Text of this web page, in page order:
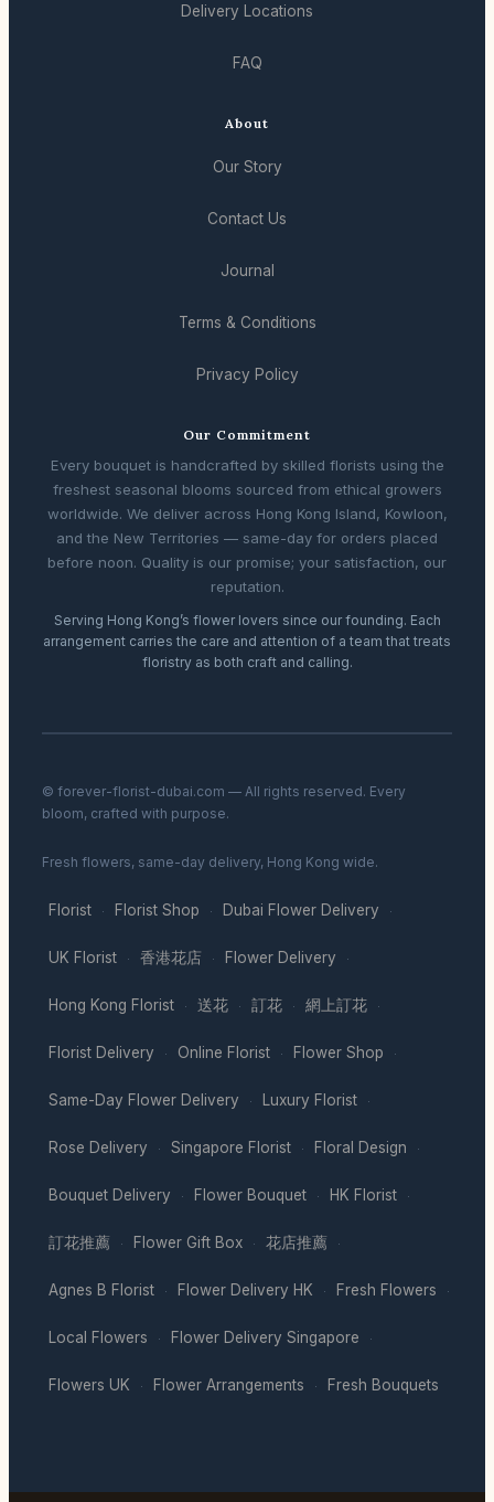
Delivery Locations
FAQ
About
Our Story
Contact Us
Journal
Terms & Conditions
Privacy Policy
Our Commitment
Every bouquet is handcrafted by skilled florists using the
freshest seasonal blooms sourced from ethical growers
worldwide. We deliver across Hong Kong Island, Kowloon,
and the New Territories — same-day for orders placed
before noon. Quality is our promise; your satisfaction, our
reputation.
Serving Hong Kong’s flower lovers since our founding. Each
arrangement carries the care and attention of a team that treats
floristry as both craft and calling.
© forever-florist-dubai.com — All rights reserved. Every
bloom, crafted with purpose.
Fresh flowers, same-day delivery, Hong Kong wide.
Florist · Florist Shop · Dubai Flower Delivery ·
UK Florist · 香港花店 · Flower Delivery ·
Hong Kong Florist · 送花 · 訂花 · 網上訂花 ·
Florist Delivery · Online Florist · Flower Shop ·
Same-Day Flower Delivery · Luxury Florist ·
Rose Delivery · Singapore Florist · Floral Design ·
Bouquet Delivery · Flower Bouquet · HK Florist ·
訂花推薦 · Flower Gift Box · 花店推薦 ·
Agnes B Florist · Flower Delivery HK · Fresh Flowers ·
Local Flowers · Flower Delivery Singapore ·
Flowers UK · Flower Arrangements · Fresh Bouquets